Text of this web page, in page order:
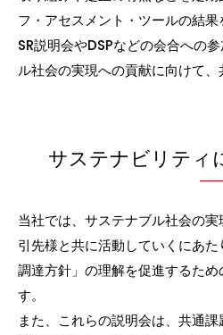
フ・アセスメント・ツールの結
SR説明会やDSPなどの会合への
ル社会の実現への貢献に向けて、
サステナビリティ
当社では、サステナブル社会の
引先様と共に活動していくにあ
調達方針」の理解を促進するた
す。
また、これらの説明会は、共通